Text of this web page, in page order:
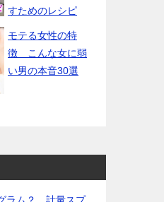
すためのレシピ
モテる女性の特
徴 こんな女に弱
い男の本音30選